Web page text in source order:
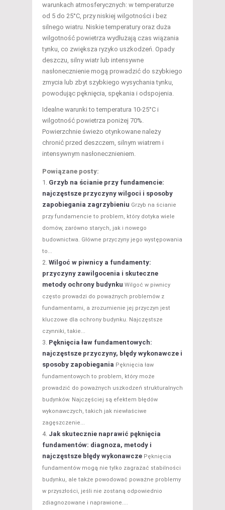
warunkach atmosferycznych: w temperaturze
od 5 do 25°C, przy niskiej wilgotności i bez
silnego wiatru. Niskie temperatury oraz duża
wilgotność powietrza wydłużają czas wiązania
tynku, co zwiększa ryzyko uszkodzeń. Opady
deszczu, silny wiatr lub intensywne
nasłonecznienie mogą prowadzić do szybkiego
zmycia lub zbyt szybkiego wysychania tynku,
powodując pęknięcia, spękania i odspojenia.
Idealne warunki to temperatura 10-25°C i
wilgotność powietrza poniżej 70%.
Powierzchnie świeżo otynkowane należy
chronić przed deszczem, silnym wiatrem i
intensywnym nasłonecznieniem.
Powiązane posty:
Grzyb na ścianie przy fundamencie:
najczęstsze przyczyny wilgoci i sposoby
zapobiegania zagrzybieniu Grzyb na ścianie
przy fundamencie to problem, który dotyka wiele
domów, zarówno starych, jak i nowego
budownictwa. Główne przyczyny jego występowania
to...
Wilgoć w piwnicy a fundamenty:
przyczyny zawilgocenia i skuteczne
metody ochrony budynku Wilgoć w piwnicy
często prowadzi do poważnych problemów z
fundamentami, a zrozumienie jej przyczyn jest
kluczowe dla ochrony budynku. Najczęstsze
czynniki, takie...
Pęknięcia ław fundamentowych:
najczęstsze przyczyny, błędy wykonawcze i
sposoby zapobiegania Pęknięcia ław
fundamentowych to problem, który może
prowadzić do poważnych uszkodzeń strukturalnych
budynków. Najczęściej są efektem błędów
wykonawczych, takich jak niewłaściwe
zagęszczenie...
Jak skutecznie naprawić pęknięcia
fundamentów: diagnoza, metody i
najczęstsze błędy wykonawcze Pęknięcia
fundamentów mogą nie tylko zagrażać stabilności
budynku, ale także powodować poważne problemy
w przyszłości, jeśli nie zostaną odpowiednio
zdiagnozowane i naprawione....